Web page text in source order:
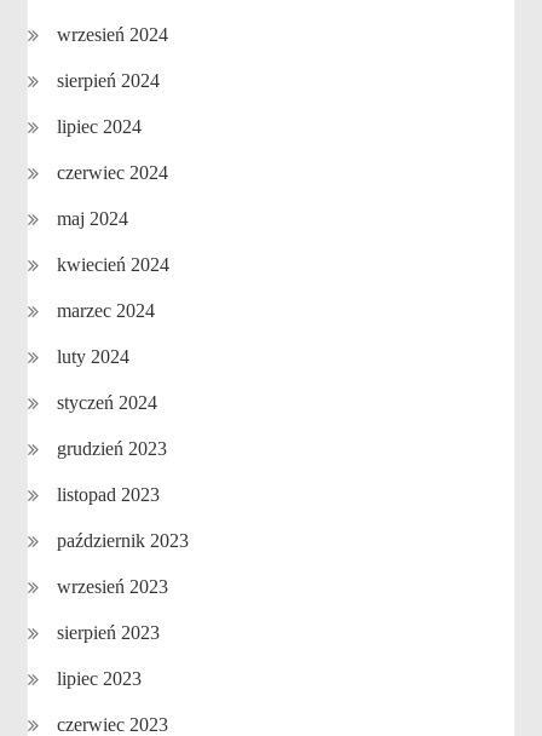
wrzesień 2024
sierpień 2024
lipiec 2024
czerwiec 2024
maj 2024
kwiecień 2024
marzec 2024
luty 2024
styczeń 2024
grudzień 2023
listopad 2023
październik 2023
wrzesień 2023
sierpień 2023
lipiec 2023
czerwiec 2023